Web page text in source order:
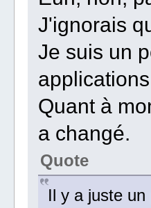
J'ignorais
Je suis un
Quant à
a changé.
Quote
Il y a juste